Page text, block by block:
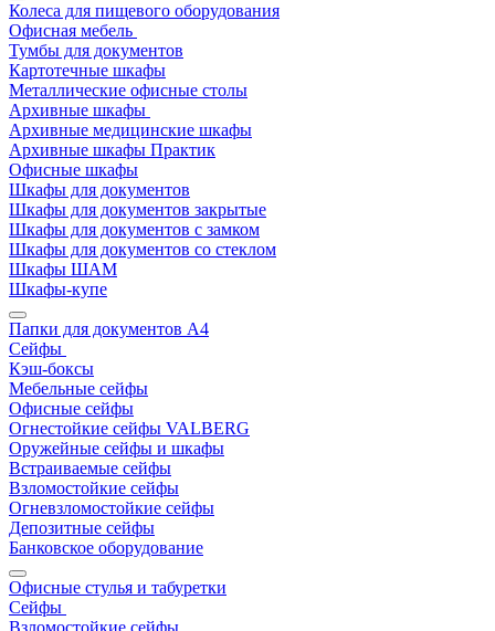
Колеса для пищевого оборудования
Офисная мебель
Тумбы для документов
Картотечные шкафы
Металлические офисные столы
Архивные шкафы
Архивные медицинские шкафы
Архивные шкафы Практик
Офисные шкафы
Шкафы для документов
Шкафы для документов закрытые
Шкафы для документов с замком
Шкафы для документов со стеклом
Шкафы ШАМ
Шкафы-купе
Папки для документов A4
Сейфы
Кэш-боксы
Мебельные сейфы
Офисные сейфы
Огнестойкие сейфы VALBERG
Оружейные сейфы и шкафы
Встраиваемые сейфы
Взломостойкие сейфы
Огневзломостойкие сейфы
Депозитные сейфы
Банковское оборудование
Офисные стулья и табуретки
Сейфы
Взломостойкие сейфы